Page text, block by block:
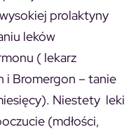
prolaktyny
leków
( lekarz
i Bromergon – tanie
Niestety leki
(mdłości,